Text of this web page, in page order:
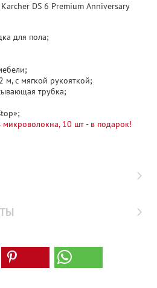
DS 6 Premium Anniversary
для пола;
м, с мягкой рукояткой;
трубка;
микроволокна, 10 шт - в подарок!